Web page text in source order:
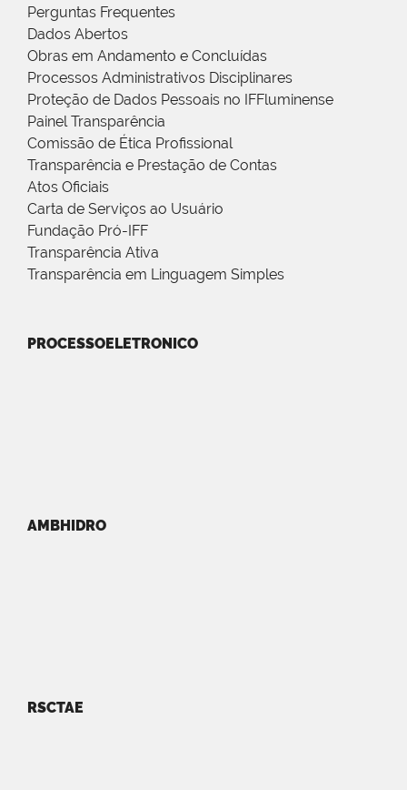
Perguntas Frequentes
Dados Abertos
Obras em Andamento e Concluídas
Processos Administrativos Disciplinares
Proteção de Dados Pessoais no IFFluminense
Painel Transparência
Comissão de Ética Profissional
Transparência e Prestação de Contas
Atos Oficiais
Carta de Serviços ao Usuário
Fundação Pró-IFF
Transparência Ativa
Transparência em Linguagem Simples
PROCESSOELETRONICO
AMBHIDRO
RSCTAE